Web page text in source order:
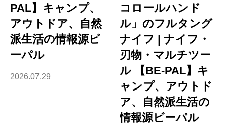
PAL】キャンプ、
アウトドア、自然
派生活の情報源ビ
ーパル
2026.07.29
コロールハンド
ル」のフルタング
ナイフ | ナイフ・
刃物・マルチツー
ル 【BE-PAL】キ
ャンプ、アウトド
ア、自然派生活の
情報源ビーパル